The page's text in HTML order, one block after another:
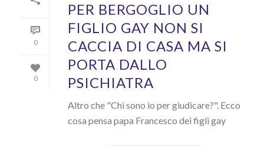
0
0
PER BERGOGLIO UN
FIGLIO GAY NON SI
CACCIA DI CASA MA SI
PORTA DALLO
PSICHIATRA
Altro che "Chi sono io per giudicare?". Ecco
cosa pensa papa Francesco dei figli gay